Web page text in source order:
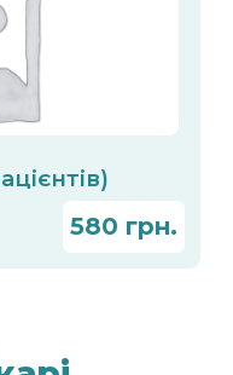
580